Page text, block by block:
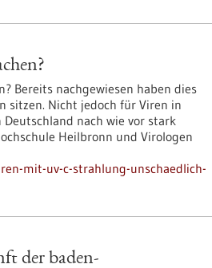
Bereits nachgewiesen haben dies
sitzen. Nicht jedoch für Viren in
nach wie vor stark
Heilbronn und Virologen
mit-uv-c-strahlung-unschaedlich-
der baden-